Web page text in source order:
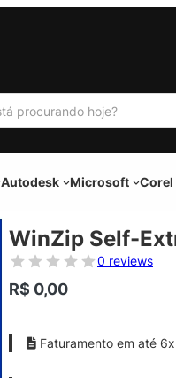
Autodesk Microsoft Corel
WinZip Self-
0 reviews
R$ 0,00
Faturamento em até